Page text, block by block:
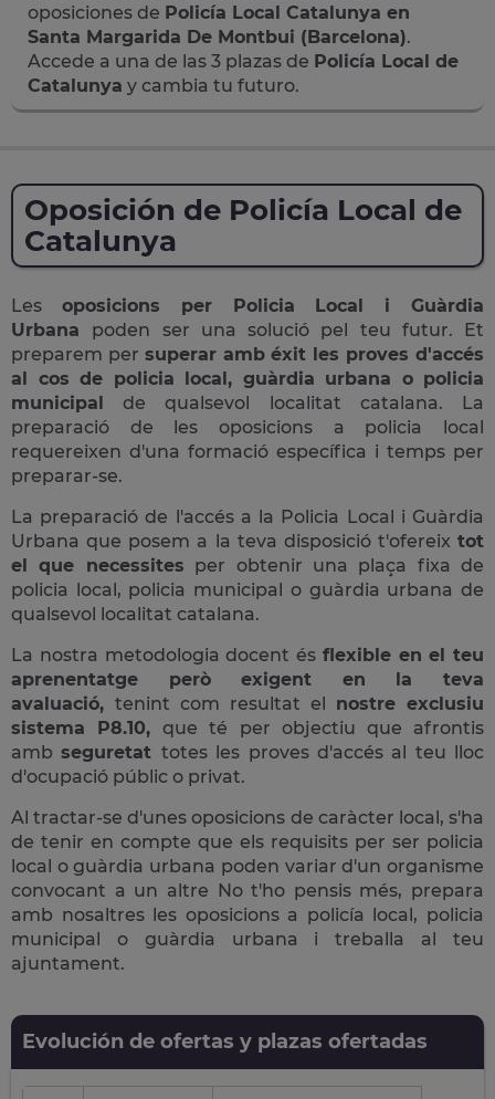
oposiciones de Policía Local Catalunya en
Santa Margarida De Montbui (Barcelona).
Accede a una de las 3 plazas de Policía Local de
Catalunya y cambia tu futuro.
Oposición de Policía Local de
Catalunya
Les oposicions per Policia Local i Guàrdia
Urbana poden ser una solució pel teu futur. Et
preparem per superar amb éxit les proves d'accés
al cos de policia local, guàrdia urbana o policia
municipal de qualsevol localitat catalana. La
preparació de les oposicions a policia local
requereixen d'una formació específica i temps per
preparar-se.
La preparació de l'accés a la Policia Local i Guàrdia
Urbana que posem a la teva disposició t'ofereix tot
el que necessites per obtenir una plaça fixa de
policia local, policia municipal o guàrdia urbana de
qualsevol localitat catalana.
La nostra metodologia docent és flexible en el teu
aprenentatge però exigent en la teva
avaluació, tenint com resultat el nostre exclusiu
sistema P8.10,que té per objectiu que afrontis
ambseguretat totes les proves d'accés al teu lloc
d'ocupació públic o privat.
Al tractar-se d'unes oposicions de caràcter local, s'ha
de tenir en compte que els requisits per ser policia
local o guàrdia urbana poden variar d'un organisme
convocant a un altre No t'ho pensis més, prepara
amb nosaltres les oposicions a policía local, policia
municipal o guàrdia urbana i treballa al teu
ajuntament.
Evolución de ofertas y plazas ofertadas